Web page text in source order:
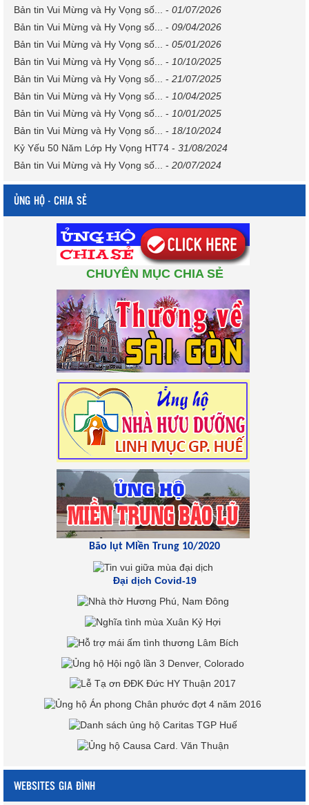
Bản tin Vui Mừng và Hy Vọng số... - 01/07/2026
Bản tin Vui Mừng và Hy Vọng số...
- 09/04/2026
Bản tin Vui Mừng và Hy Vọng số...
- 05/01/2026
Bản tin Vui Mừng và Hy Vọng số...
- 10/10/2025
Bản tin Vui Mừng và Hy Vọng số...
- 21/07/2025
Bản tin Vui Mừng và Hy Vọng số...
- 10/04/2025
Bản tin Vui Mừng và Hy Vọng số...
- 10/01/2025
Bản tin Vui Mừng và Hy Vọng số...
- 18/10/2024
Kỷ Yếu 50 Năm Lớp Hy Vọng HT74 - 31/08/2024
Bản tin Vui Mừng và Hy Vọng số...
- 20/07/2024
ỦNG HỘ - CHIA SẺ
CHUYÊN MỤC CHIA SẺ
Bão lụt Miền Trung 10/2020
Đại dịch Covid-19
WEBSITES GIA ĐÌNH